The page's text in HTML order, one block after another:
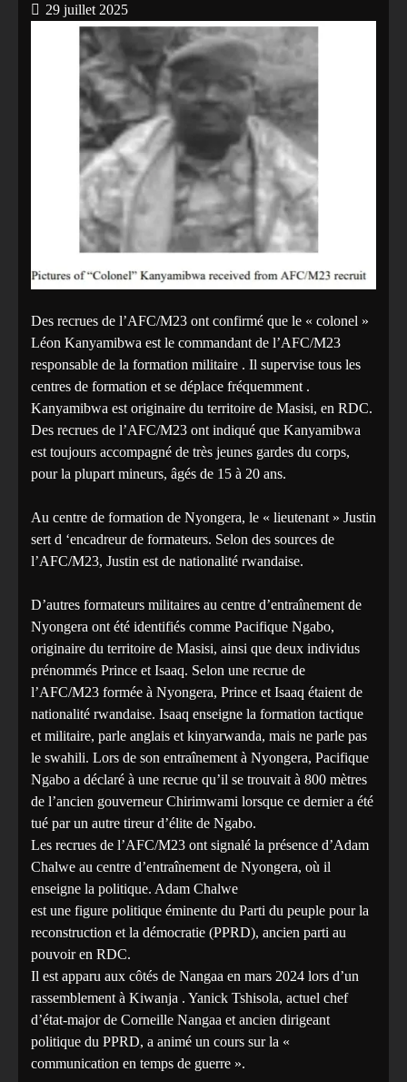
29 juillet 2025
Des recrues de l’AFC/M23 ont confirmé que le « colonel »
Léon Kanyamibwa est le commandant de l’AFC/M23
responsable de la formation militaire . Il supervise tous les
centres de formation et se déplace fréquemment .
Kanyamibwa est originaire du territoire de Masisi, en RDC.
Des recrues de l’AFC/M23 ont indiqué que Kanyamibwa
est toujours accompagné de très jeunes gardes du corps,
pour la plupart mineurs, âgés de 15 à 20 ans.
Au centre de formation de Nyongera, le « lieutenant » Justin
sert d ‘encadreur de formateurs. Selon des sources de
l’AFC/M23, Justin est de nationalité rwandaise.
D’autres formateurs militaires au centre d’entraînement de
Nyongera ont été identifiés comme Pacifique Ngabo,
originaire du territoire de Masisi, ainsi que deux individus
prénommés Prince et Isaaq. Selon une recrue de
l’AFC/M23 formée à Nyongera, Prince et Isaaq étaient de
nationalité rwandaise. Isaaq enseigne la formation tactique
et militaire, parle anglais et kinyarwanda, mais ne parle pas
le swahili. Lors de son entraînement à Nyongera, Pacifique
Ngabo a déclaré à une recrue qu’il se trouvait à 800 mètres
de l’ancien gouverneur Chirimwami lorsque ce dernier a été
tué par un autre tireur d’élite de Ngabo.
Les recrues de l’AFC/M23 ont signalé la présence d’Adam
Chalwe au centre d’entraînement de Nyongera, où il
enseigne la politique. Adam Chalwe
est une figure politique éminente du Parti du peuple pour la
reconstruction et la démocratie (PPRD), ancien parti au
pouvoir en RDC.
Il est apparu aux côtés de Nangaa en mars 2024 lors d’un
rassemblement à Kiwanja . Yanick Tshisola, actuel chef
d’état-major de Corneille Nangaa et ancien dirigeant
politique du PPRD, a animé un cours sur la «
communication en temps de guerre ».